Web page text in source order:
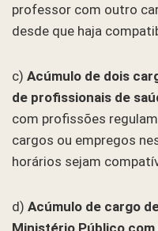
professor com outro
desde que haja
c) Acúmulo de dois
de profissionais de
com profissões
cargos ou empregos
horários sejam
d) Acúmulo de cargo
Ministério Público